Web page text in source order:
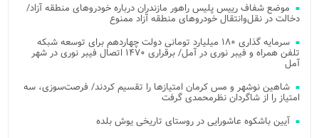
موضع شفاف رییس پلیس راهور مازندران درباره خودروهای منطقه آزاد/
دخالت در نقل‌وانتقال خودروهای منطقه آزاد ممنوع
سرمایه گذاری ۱۸۰ میلیارد تومانی دولت چهاردهم برای توسعه شبکه
تلفن همراه و فیبر نوری در آمل/ برقراری ۱۴۷۰ اتصال فیبر نوری در شهر
آمل
شاهین نوشهر و مس کرمان امتیازها را تقسیم کردند/ فرصت‌سوزی، سه
امتیاز را از شاگردان نظرمحمدی گرفت
آیین باشکوه عاشورایی در روستای تاریخی یوش بلده